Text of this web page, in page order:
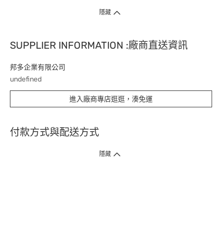
隱藏
SUPPLIER INFORMATION :廠商直送資訊
邦多企業有限公司
undefined
進入廠商專店逛逛，湊免運
付款方式與配送方式
隱藏